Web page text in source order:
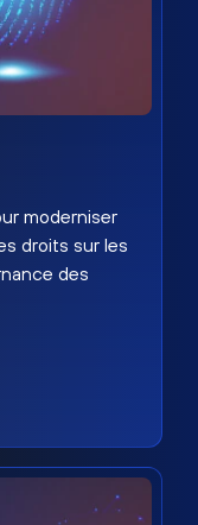
moderniser
droits sur les
des